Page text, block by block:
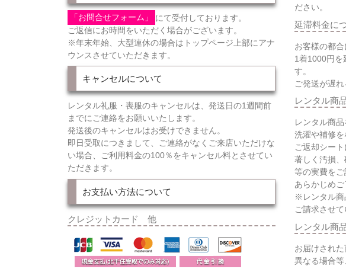
「お問合せフォーム」
にて受付しております。
ご返信にお時間をいただく場合がございます。
※年末年始、大型連休の場合はトップページ上部にアナ
ウンスさせていただきます。
キャンセルについて
レンタル礼服・喪服のキャンセルは、発送日の1週間前
までにご連絡をお願いいたします。
発送後のキャンセルはお受けできません。
即日受取につきまして、ご連絡がなくご来店いただけな
い場合、ご利用料金の100％をキャンセル料とさせてい
ただきます。
お支払い方法について
クレジットカード 他
ださい。
延滞料金に
お客様の都
1着1000円を
す。
ご発送が遅
レンタル商
レンタル商
洗濯や補修を
ご返却シー
著しく汚損
等の実費をご
あらかじめご
※レンタル商
ご請求させて
レンタル商
お届けされ
異なる場合